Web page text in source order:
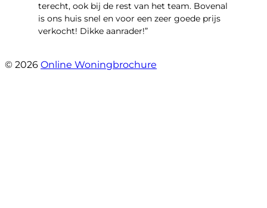
terecht, ook bij de rest van het team. Bovenal
is ons huis snel en voor een zeer goede prijs
verkocht! Dikke aanrader!”
© 2026 Online Woningbrochure